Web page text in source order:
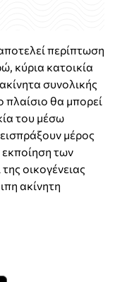
περίπτωση
κύρια κατοικία
συνολικής
θα μπορεί
του μέσω
μέρος
των
οικογένειας
ακίνητη